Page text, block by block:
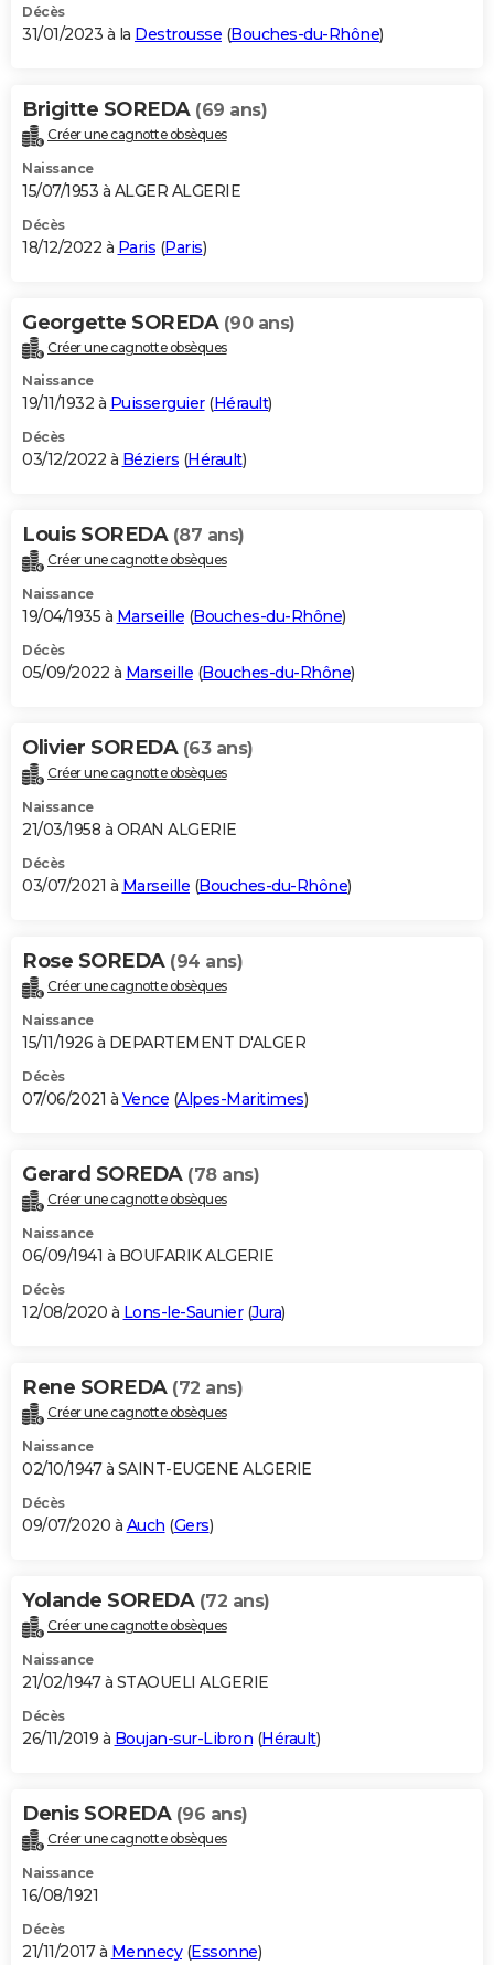
Décès
31/01/2023 à la Destrousse (Bouches-du-Rhône)
Brigitte SOREDA (69 ans)
Créer une cagnotte obsèques
Naissance
15/07/1953 à ALGER ALGERIE
Décès
18/12/2022 à Paris (Paris)
Georgette SOREDA (90 ans)
Créer une cagnotte obsèques
Naissance
19/11/1932 à Puisserguier(Hérault)
Décès
03/12/2022 à Béziers (Hérault)
Louis SOREDA (87 ans)
Créer une cagnotte obsèques
Naissance
19/04/1935 à Marseille (Bouches-du-Rhône)
Décès
05/09/2022 à Marseille (Bouches-du-Rhône)
Olivier SOREDA (63 ans)
Créer une cagnotte obsèques
Naissance
21/03/1958 à ORAN ALGERIE
Décès
03/07/2021 à Marseille (Bouches-du-Rhône)
Rose SOREDA (94 ans)
Créer une cagnotte obsèques
Naissance
15/11/1926 à DEPARTEMENT D'ALGER
Décès
07/06/2021 à Vence (Alpes-Maritimes)
Gerard SOREDA (78 ans)
Créer une cagnotte obsèques
Naissance
06/09/1941 à BOUFARIK ALGERIE
Décès
12/08/2020 à Lons-le-Saunier(Jura)
Rene SOREDA (72 ans)
Créer une cagnotte obsèques
Naissance
02/10/1947 à SAINT-EUGENE ALGERIE
Décès
09/07/2020 à Auch (Gers)
Yolande SOREDA (72 ans)
Créer une cagnotte obsèques
Naissance
21/02/1947 à STAOUELI ALGERIE
Décès
26/11/2019 à Boujan-sur-Libron (Hérault)
Denis SOREDA (96 ans)
Créer une cagnotte obsèques
Naissance
16/08/1921
Décès
21/11/2017 à Mennecy(Essonne)